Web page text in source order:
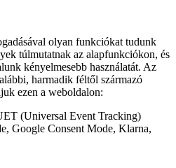
olyan funkciókat tudunk
túlmutatnak az alapfunkciókon, és
kényelmesebb használatát. Az
harmadik féltől származó
ezen a weboldalon:
(Universal Event Tracking)
Google Consent Mode, Klarna,